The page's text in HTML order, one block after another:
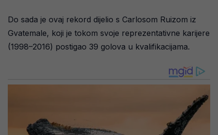
Do sada je ovaj rekord dijelio s Carlosom Ruizom iz
Gvatemale, koji je tokom svoje reprezentativne karijere
(1998–2016) postigao 39 golova u kvalifikacijama.